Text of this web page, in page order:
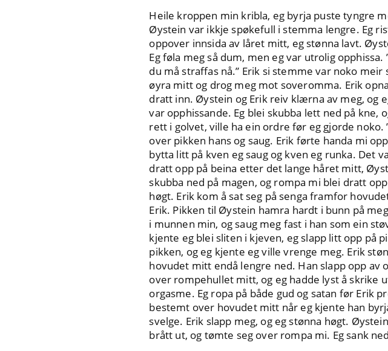
Heile kroppen min kribla, eg byrja puste tyngre
Øystein var ikkje spøkefull i stemma lengre. Eg
oppover innsida av låret mitt, eg stønna lavt.
Eg føla meg så dum, men eg var utrolig
du må straffas nå.” Erik si stemme var noko
øyra mitt og drog meg mot soveromma. Erik
dratt inn. Øystein og Erik reiv klærna av meg, og
var opphissande. Eg blei skubba lett ned på kne,
rett i golvet, ville ha ein ordre før eg gjorde noko.
over pikken hans og saug. Erik førte handa mi
bytta litt på kven eg saug og kven eg runka. Det
dratt opp på beina etter det lange håret mitt,
skubba ned på magen, og rompa mi blei dratt
høgt. Erik kom å sat seg på senga framfor
Erik. Pikken til Øystein hamra hardt i bunn på
i munnen min, og saug meg fast i han som ein
kjente eg blei sliten i kjeven, eg slapp litt opp på
pikken, og eg kjente eg ville vrenge meg. Erik
hovudet mitt endå lengre ned. Han slapp opp av
over rompehullet mitt, og eg hadde lyst å skrike
orgasme. Eg ropa på både gud og satan før Erik
bestemt over hovudet mitt når eg kjente han
svelge. Erik slapp meg, og eg stønna høgt.
brått ut, og tømte seg over rompa mi. Eg sank